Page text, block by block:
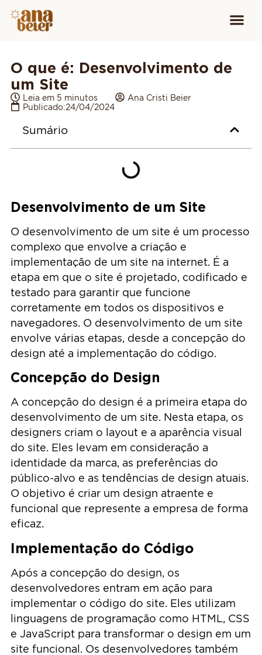
O que é: Desenvolvimento de
um Site
Leia em 5 minutos
Ana Cristi Beier
Publicado:24/04/2024
Sumário
Desenvolvimento de um Site
O desenvolvimento de um site é um processo
complexo que envolve a criação e
implementação de um site na internet. É a
etapa em que o site é projetado, codificado e
testado para garantir que funcione
corretamente em todos os dispositivos e
navegadores. O desenvolvimento de um site
envolve várias etapas, desde a concepção do
design até a implementação do código.
Concepção do Design
A concepção do design é a primeira etapa do
desenvolvimento de um site. Nesta etapa, os
designers criam o layout e a aparência visual
do site. Eles levam em consideração a
identidade da marca, as preferências do
público-alvo e as tendências de design atuais.
O objetivo é criar um design atraente e
funcional que represente a empresa de forma
eficaz.
Implementação do Código
Após a concepção do design, os
desenvolvedores entram em ação para
implementar o código do site. Eles utilizam
linguagens de programação como HTML, CSS
e JavaScript para transformar o design em um
site funcional. Os desenvolvedores também